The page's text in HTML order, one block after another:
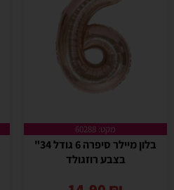
מקט: 60288
בלון מיילר סיפרה 6 גודל 34"
בצבע רוזגולד